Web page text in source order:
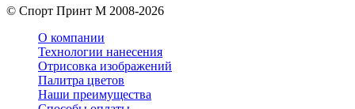
© Спорт Принт М 2008-2026
О компании
Технологии нанесения
Отрисовка изображений
Палитра цветов
Наши преимущества